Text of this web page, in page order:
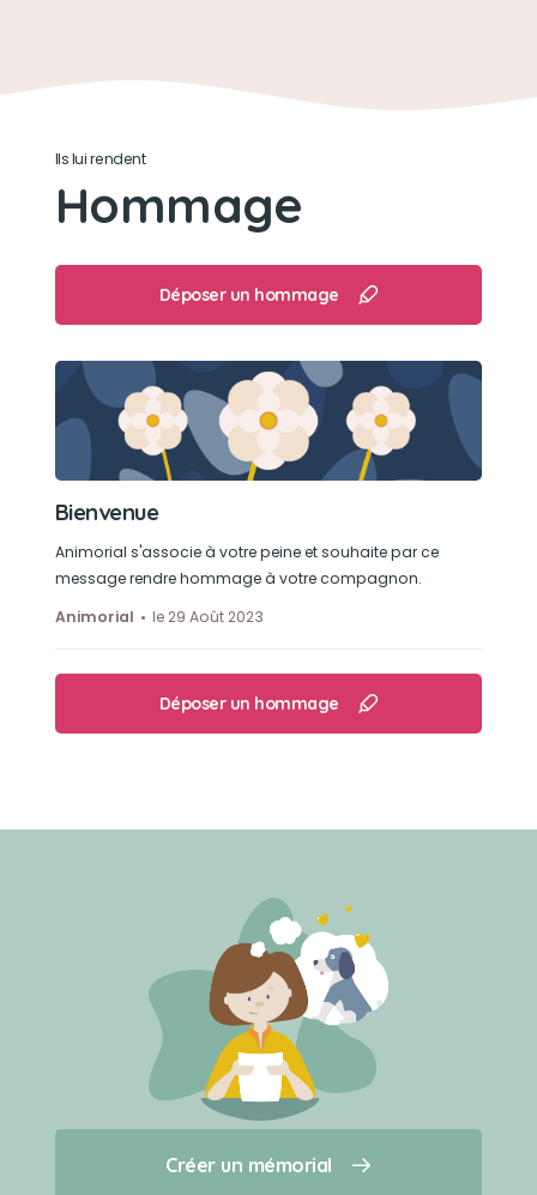
Créer un mémorial
Qui sommes-nous ?
Ballade
Ils lui rendent
Hommage
Déposer un hommage
Bienvenue
Animorial s'associe à votre peine et souhaite par ce
message rendre hommage à votre compagnon.
Animorial
le 29 Août 2023
Déposer un hommage
Créer un mémorial